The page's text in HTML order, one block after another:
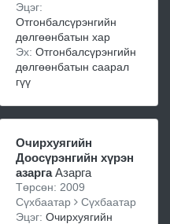
Эцэг:
Отгонбалсүрэнгийн
дөлгөөнбатын хар
Эх: Отгонбалсүрэнгийн
дөлгөөнбатын саарал
гүү
Очирхуягийн
Доосүрэнгийн хүрэн
азаргаАзарга
Төрсөн: 2009
Сүхбаатар
Сүхбаатар
Эцэг: Очирхуягийн